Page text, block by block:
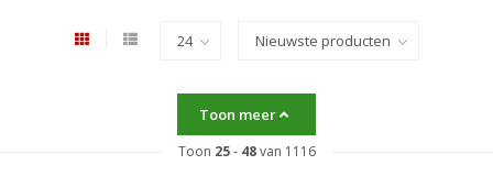
Toon meer
Toon 25- 48van 1116